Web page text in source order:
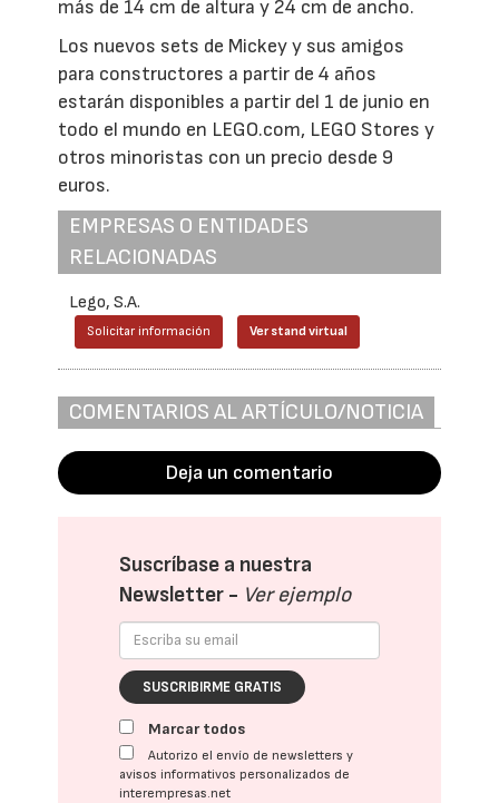
más de 14 cm de altura y 24 cm de ancho.
Los nuevos sets de Mickey y sus amigos
para constructores a partir de 4 años
estarán disponibles a partir del 1 de junio en
todo el mundo en LEGO.com, LEGO Stores y
otros minoristas con un precio desde 9
euros.
EMPRESAS O ENTIDADES
RELACIONADAS
Lego, S.A.
Solicitar información Ver stand virtual
COMENTARIOS AL ARTÍCULO/NOTICIA
Deja un comentario
Suscríbase a nuestra
Newsletter - Ver ejemplo
SUSCRIBIRME GRATIS
Marcar todos
Autorizo el envío de newsletters y
avisos informativos personalizados de
interempresas.net